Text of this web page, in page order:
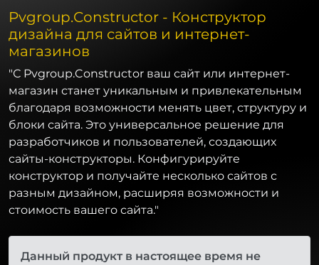
Pvgroup.Constructor - Конструктор
дизайна для сайтов и интернет-
магазинов
"С Pvgroup.Constructor ваш сайт или интернет-
магазин станет уникальным и привлекательным
благодаря возможности менять цвет, структуру и
блоки сайта. Это универсальное решение для
разработчиков и пользователей, создающих
сайты-конструкторы. Конфигурируйте
конструктор и получайте несколько сайтов с
разным дизайном, расширяя возможности и
стоимость вашего сайта."
Данный продукт в настоящее время не